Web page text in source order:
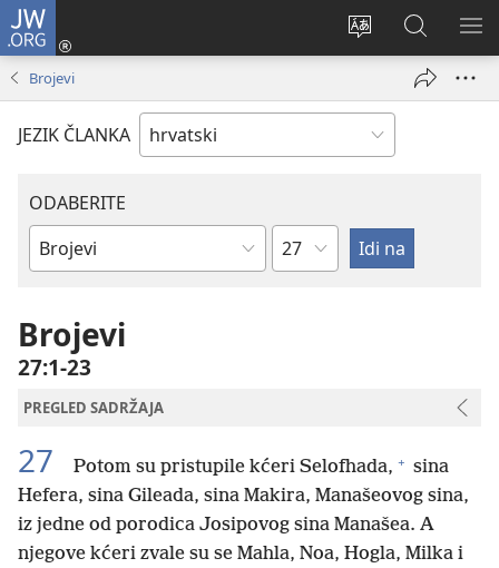
JW.ORG
Promijeni
Prijava
(otvara
prozor)
JW.ORG
|
Pretraga
Brojevi
JEZIK ČLANKA
ODABERITE
Biblijska
Poglavlje
Brojevi
27:1-23
PREGLED SADRŽAJA
27 Potom su pristupile kćeri Selofhada, + sina
Hefera, sina Gileada, sina Makira, Manašeovog sina,
iz jedne od porodica Josipovog sina Manašea. A
njegove kćeri zvale su se Mahla, Noa, Hogla, Milka i